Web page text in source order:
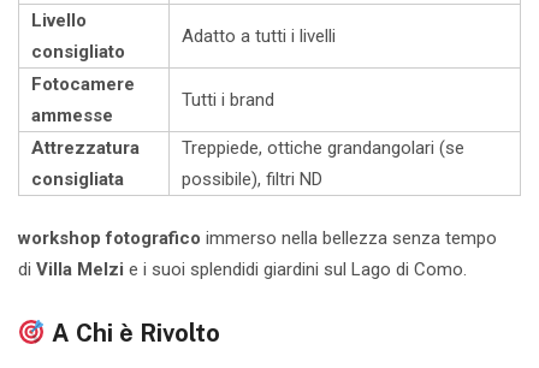
Livello
consigliato
Adatto a tutti i livelli
Fotocamere
ammesse
Tutti i brand
Attrezzatura
consigliata
Treppiede, ottiche grandangolari (se
possibile), filtri ND
workshop fotografico immerso nella bellezza senza tempo
di Villa Melzi e i suoi splendidi giardini sul Lago di Como.
A Chi è Rivolto